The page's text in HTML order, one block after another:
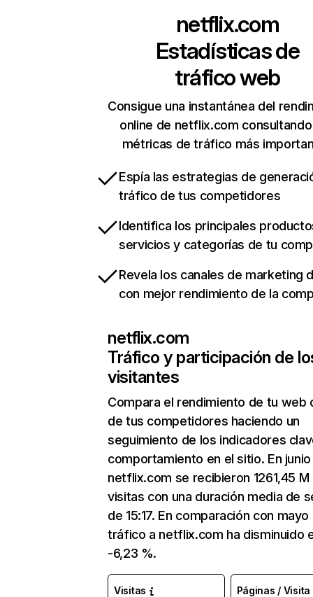
netflix.com
Estadísticas de
tráfico web
Consigue una instantánea del
online de netflix.com
métricas de tráfico más
Espía las estrategias de
tráfico de tus competidores
Identifica los principales
servicios y categorías de tu
Revela los canales de marketing
con mejor rendimiento de la
netflix.com
Tráfico y participación de
visitantes
Compara el rendimiento de tu web
de tus competidores haciendo un
seguimiento de los indicadores
comportamiento en el sitio. En junio
netflix.com se recibieron 1261,45 M
visitas con una duración media de
de 15:17. En comparación con mayo
tráfico a netflix.com ha disminuido
-6,23 %.
Visitas Páginas / Visita